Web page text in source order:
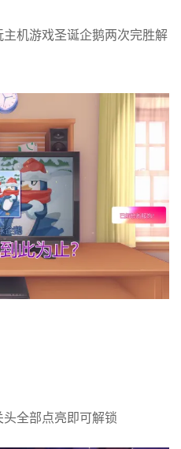
机游戏圣诞企鹅两次完胜解
全部点亮即可解锁